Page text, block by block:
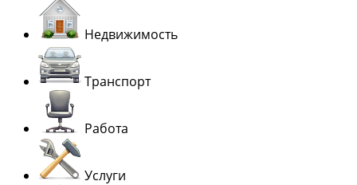
Недвижимость
Транспорт
Работа
Услуги